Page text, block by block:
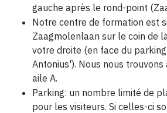
gauche après le rond-point
Notre centre de formation est
Zaagmolenlaan sur le coin de
votre droite (en face du
Antonius'). Nous nous trouvons
aile A.
Parking: un nombre limité de
pour les visiteurs. Si celles-ci